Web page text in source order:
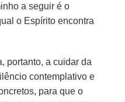
a seguir é o
o Espírito encontra
portanto, a cuidar da
contemplativo e
para que o